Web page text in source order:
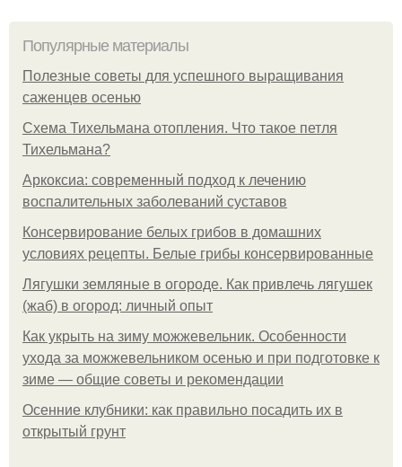
Популярные материалы
Полезные советы для успешного выращивания
саженцев осенью
Схема Тихельмана отопления. Что такое петля
Тихельмана?
Аркоксиа: современный подход к лечению
воспалительных заболеваний суставов
Консервирование белых грибов в домашних
условиях рецепты. Белые грибы консервированные
Лягушки земляные в огороде. Как привлечь лягушек
(жаб) в огород: личный опыт
Как укрыть на зиму можжевельник. Особенности
ухода за можжевельником осенью и при подготовке к
зиме — общие советы и рекомендации
Осенние клубники: как правильно посадить их в
открытый грунт